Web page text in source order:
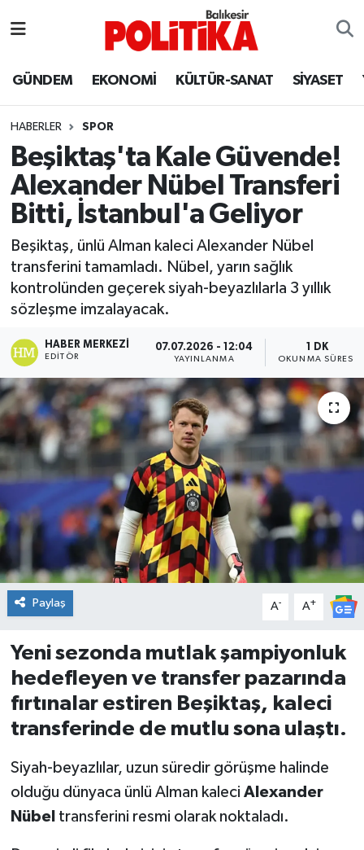
GÜNDEM EKONOMİ KÜLTÜR-SANAT SİYASET
HABERLER SPOR
Beşiktaş'ta Kale Güvende!
Alexander Nübel Transferi
Bitti, İstanbul'a Geliyor
Beşiktaş, ünlü Alman kaleci Alexander Nübel
transferini tamamladı. Nübel, yarın sağlık
kontrolünden geçerek siyah-beyazlılarla 3 yıllık
sözleşme imzalayacak.
HABER MERKEZI
EDITÖR
07.07.2026 - 12:04
YAYINLANMA
1 DK
OKUNMA SÜRESI
Paylaş A- A+
Yeni sezonda mutlak şampiyonluk
hedefleyen ve transfer pazarında
fırtınalar estiren Beşiktaş, kaleci
transferinde de mutlu sona ulaştı.
Siyah-beyazlılar, uzun süredir görüşme halinde
olduğu dünyaca ünlü Alman kaleci Alexander
Nübel transferini resmi olarak noktaladı.
Ayvalık
Balya
Bandırma
Bigadiç
BİYOGRAFİLER
Burhaniye
ÇEVRE
DÜNYA
Dursunbey
Edremit
EĞİTİM
EKONOMİ
Erdek
Gömeç
Gönen
Havran
İvrindi
KENT GÜNDEMİ
Balıkesir Hava Durumu
Balıkesir Namaz Vakitleri
Balıkesir Trafik Yoğunluk Haritası
Süper Lig Puan Durumu ve Fikstür
Tüm Manşetler
Son Dakika Haberleri
Haber Arşivi